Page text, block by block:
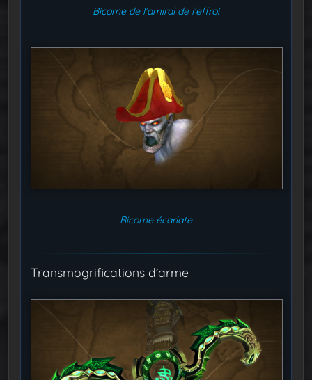
Bicorne de l’amiral de l’effroi
Bicorne écarlate
Transmogrifications d’arme